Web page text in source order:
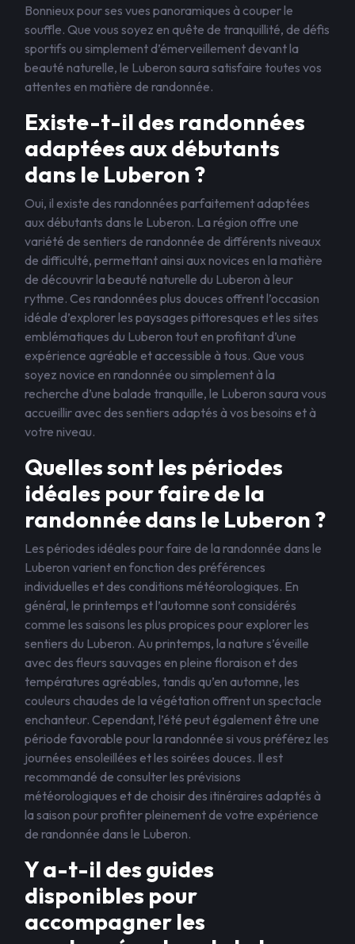
Bonnieux pour ses vues panoramiques à couper le
souffle. Que vous soyez en quête de tranquillité, de défis
sportifs ou simplement d’émerveillement devant la
beauté naturelle, le Luberon saura satisfaire toutes vos
attentes en matière de randonnée.
Existe-t-il des randonnées
adaptées aux débutants
dans le Luberon ?
Oui, il existe des randonnées parfaitement adaptées
aux débutants dans le Luberon. La région offre une
variété de sentiers de randonnée de différents niveaux
de difficulté, permettant ainsi aux novices en la matière
de découvrir la beauté naturelle du Luberon à leur
rythme. Ces randonnées plus douces offrent l’occasion
idéale d’explorer les paysages pittoresques et les sites
emblématiques du Luberon tout en profitant d’une
expérience agréable et accessible à tous. Que vous
soyez novice en randonnée ou simplement à la
recherche d’une balade tranquille, le Luberon saura vous
accueillir avec des sentiers adaptés à vos besoins et à
votre niveau.
Quelles sont les périodes
idéales pour faire de la
randonnée dans le Luberon ?
Les périodes idéales pour faire de la randonnée dans le
Luberon varient en fonction des préférences
individuelles et des conditions météorologiques. En
général, le printemps et l’automne sont considérés
comme les saisons les plus propices pour explorer les
sentiers du Luberon. Au printemps, la nature s’éveille
avec des fleurs sauvages en pleine floraison et des
températures agréables, tandis qu’en automne, les
couleurs chaudes de la végétation offrent un spectacle
enchanteur. Cependant, l’été peut également être une
période favorable pour la randonnée si vous préférez les
journées ensoleillées et les soirées douces. Il est
recommandé de consulter les prévisions
météorologiques et de choisir des itinéraires adaptés à
la saison pour profiter pleinement de votre expérience
de randonnée dans le Luberon.
Y a-t-il des guides
disponibles pour
accompagner les